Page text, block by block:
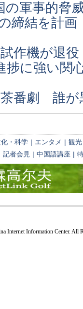
の軍事的脅
締結を計
作機が退
捗に強い
番劇 誰が
・科学 | エンタメ | 観光
記者会見 | 中国語講座 |